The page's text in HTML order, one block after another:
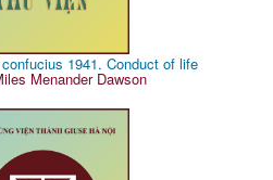
1941. Conduct of life
Menander Dawson